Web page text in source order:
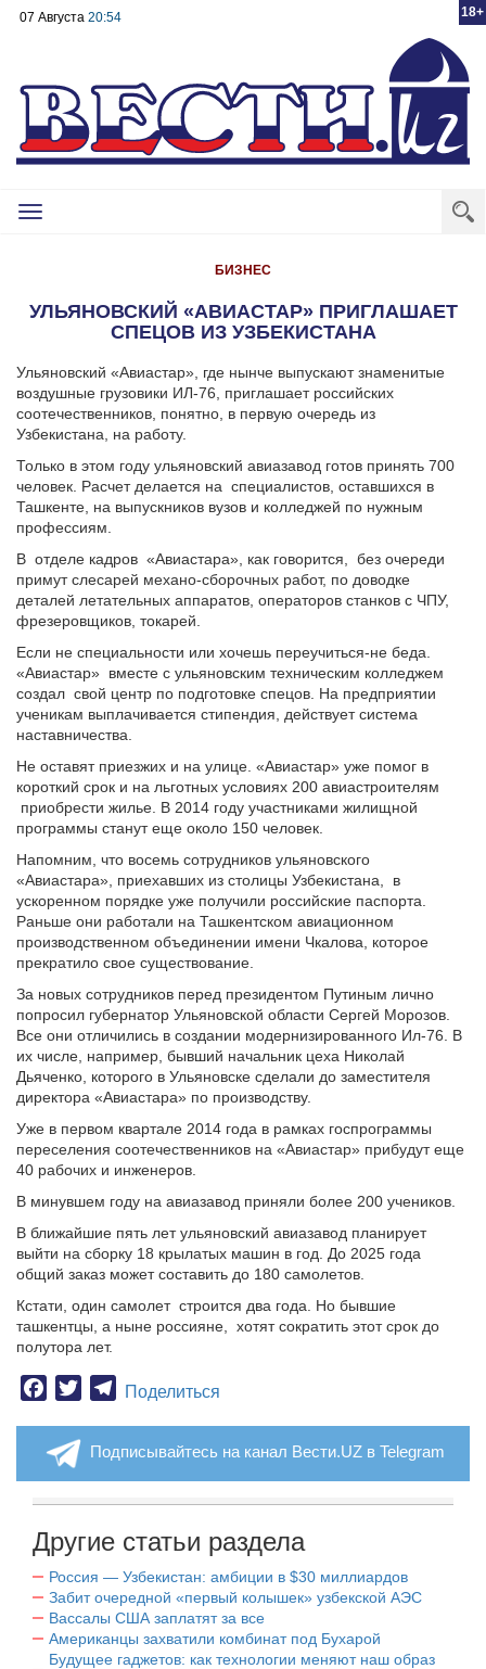
18+
07 Августа 20:54
Toggle
БИЗНЕС
УЛЬЯНОВСКИЙ «АВИАСТАР» ПРИГЛАШАЕТ
СПЕЦОВ ИЗ УЗБЕКИСТАНА
Ульяновский «Авиастар», где нынче выпускают знаменитые
воздушные грузовики ИЛ-76, приглашает российских
соотечественников, понятно, в первую очередь из
Узбекистана, на работу.
Только в этом году ульяновский авиазавод готов принять 700
человек. Расчет делается на специалистов, оставшихся в
Ташкенте, на выпускников вузов и колледжей по нужным
профессиям.
В отделе кадров «Авиастара», как говорится,
без очереди
примут слесарей механо-сборочных работ, по доводке
деталей летательных аппаратов, операторов станков с ЧПУ,
фрезеровщиков, токарей.
Если не специальности или хочешь переучиться-не беда.
«Авиастар» вместе с ульяновским техническим колледжем
создал свой центр по подготовке спецов. На предприятии
ученикам выплачивается стипендия, действует система
наставничества.
Не оставят приезжих и на улице. «Авиастар» уже помог в
короткий срок и на льготных условиях 200 авиастроителям
приобрести жилье. В 2014 году участниками жилищной
программы станут еще около 150 человек.
Напомним, что восемь сотрудников ульяновского
«Авиастара», приехавших из столицы Узбекистана,
в
ускоренном порядке уже получили российские паспорта.
Раньше они работали на Ташкентском авиационном
производственном объединении имени Чкалова, которое
прекратило свое существование.
За новых сотрудников перед президентом Путиным лично
попросил губернатор Ульяновской области Сергей Морозов.
Все они отличились в создании модернизированного Ил-76. В
их числе, например, бывший начальник цеха Николай
Дьяченко, которого в Ульяновске сделали до заместителя
директора «Авиастара» по производству.
Уже в первом квартале 2014 года в рамках госпрограммы
переселения соотечественников на «Авиастар» прибудут еще
40 рабочих и инженеров.
В минувшем году на авиазавод приняли более 200 учеников.
В ближайшие пять лет ульяновский авиазавод планирует
выйти на сборку 18 крылатых машин в год. До 2025 года
общий заказ может составить до 180 самолетов.
Кстати, один самолет строится два года. Но бывшие
ташкентцы, а ныне россияне,
хотят сократить этот срок до
полутора лет.
Facebook
TwitterTelegram
Поделиться
Подписывайтесь на канал Вести.UZ в Telegram
Другие статьи раздела
Россия — Узбекистан: амбиции в $30 миллиардов
Забит очередной «первый колышек» узбекской АЭС
Вассалы США заплатят за все
Американцы захватили комбинат под Бухарой
Будущее гаджетов: как технологии меняют наш образ